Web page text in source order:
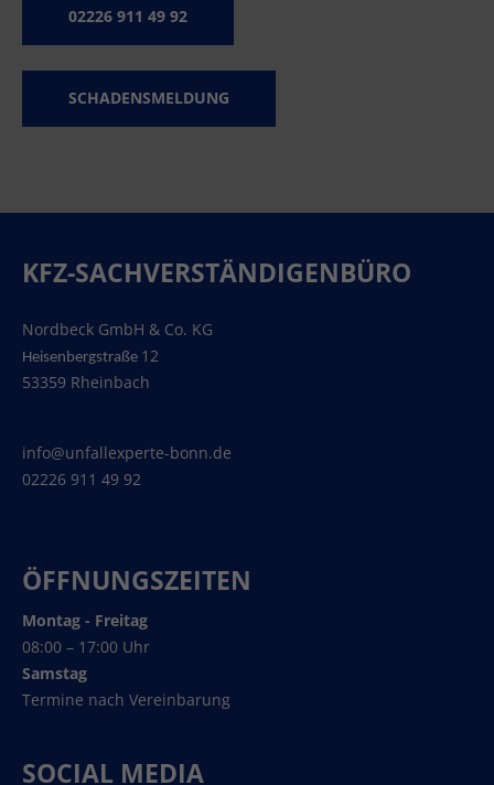
02226 911 49 92
SCHADENSMELDUNG
KFZ-SACHVERSTÄNDIGENBÜRO
Nordbeck GmbH & Co. KG
Heisenbergstraße 12
53359 Rheinbach
info@unfallexperte-bonn.de
02226 911 49 92
ÖFFNUNGSZEITEN
Montag - Freitag
08:00 – 17:00 Uhr
Samstag
Termine nach Vereinbarung
SOCIAL MEDIA